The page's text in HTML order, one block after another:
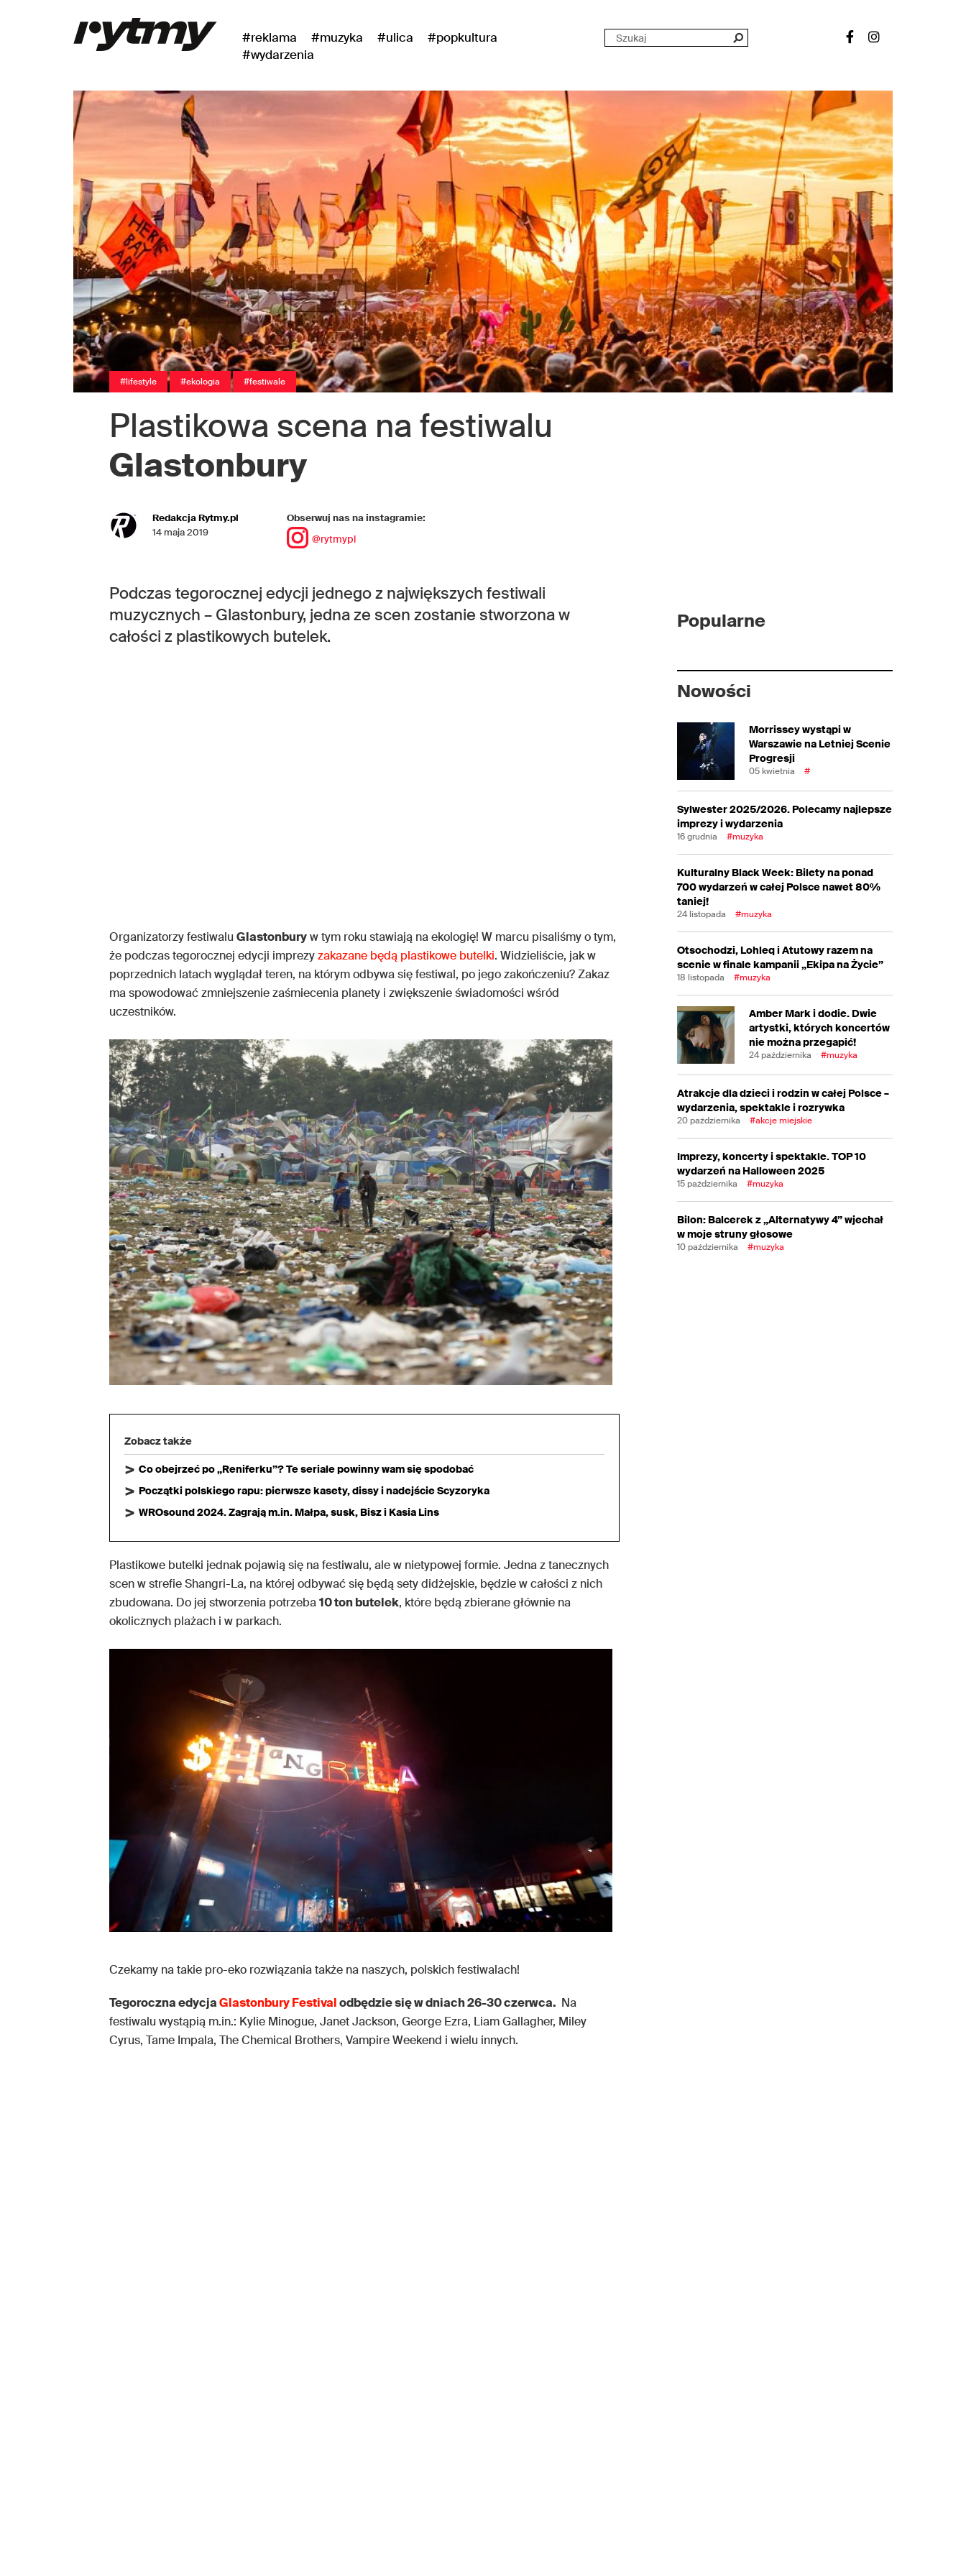
#reklama #muzyka #ulica
#popkultura
#wydarzenia
#lifestyle #ekologia #festiwale
Plastikowa scena na festiwalu
Glastonbury
Redakcja Rytmy.pl
14 maja 2019
Obserwuj nas na instagramie:
@rytmypl
Podczas tegorocznej edycji jednego z największych festiwali
muzycznych – Glastonbury, jedna ze scen zostanie stworzona w
całości z plastikowych butelek.
Organizatorzy festiwalu Glastonburyw tym roku stawiają na ekologię! W marcu pisaliśmy o tym,
że podczas tegorocznej edycji imprezyzakazane będą plastikowe butelki. Widzieliście, jak w
poprzednich latach wyglądał teren, na którym odbywa się festiwal, po jego zakończeniu? Zakaz
ma spowodować zmniejszenie zaśmiecenia planety i zwiększenie świadomości wśród
uczestników.
Zobacz także
Co obejrzeć po „Reniferku”? Te seriale powinny wam się spodobać
Początki polskiego rapu: pierwsze kasety, dissy i nadejście Scyzoryka
WROsound 2024. Zagrają m.in. Małpa, susk, Bisz i Kasia Lins
Plastikowe butelki jednak pojawią się na festiwalu, ale w nietypowej formie. Jedna z tanecznych
scen w strefie Shangri-La, na której odbywać się będą sety didżejskie, będzie w całości z nich
zbudowana. Do jej stworzenia potrzeba10 ton butelek, które będą zbierane głównie na
okolicznych plażach i w parkach.
Czekamy na takie pro-eko rozwiązania także na naszych, polskich festiwalach!
Tegoroczna edycjaGlastonbury Festivalodbędzie się w dniach 26-30 czerwca. Na
festiwalu wystąpią m.in.: Kylie Minogue, Janet Jackson, George Ezra, Liam Gallagher, Miley
Cyrus, Tame Impala, The Chemical Brothers, Vampire Weekend i wielu innych.
Popularne
Nowości
Morrissey wystąpi w
Warszawie na Letniej Scenie
Progresji
05 kwietnia #
Sylwester 2025/2026. Polecamy najlepsze
imprezy i wydarzenia
16 grudnia #muzyka
Kulturalny Black Week: Bilety na ponad
700 wydarzeń w całej Polsce nawet 80%
taniej!
24 listopada #muzyka
Otsochodzi, Lohleq i Atutowy razem na
scenie w finale kampanii „Ekipa na Życie”
18 listopada #muzyka
Amber Mark i dodie. Dwie
artystki, których koncertów
nie można przegapić!
24 października #muzyka
Atrakcje dla dzieci i rodzin w całej Polsce –
wydarzenia, spektakle i rozrywka
20 października #akcje miejskie
Imprezy, koncerty i spektakle. TOP 10
wydarzeń na Halloween 2025
15 października #muzyka
Bilon: Balcerek z „Alternatywy 4” wjechał
w moje struny głosowe
10 października #muzyka